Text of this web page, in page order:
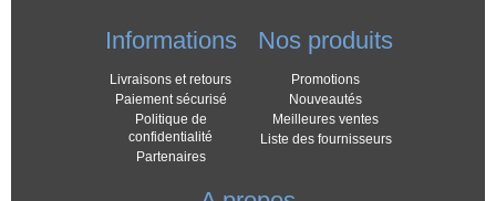
Informations
Livraisons et retours
Paiement sécurisé
Politique de
confidentialité
Partenaires
Nos produits
Promotions
Nouveautés
Meilleures ventes
Liste des fournisseurs